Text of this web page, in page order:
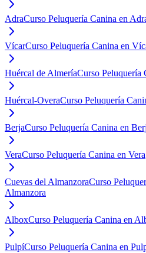
AdraCurso Peluquería Canina en
VícarCurso Peluquería Canina en
Huércal de AlmeríaCurso Peluquería
Huércal-OveraCurso Peluquería
BerjaCurso Peluquería Canina en
VeraCurso Peluquería Canina en Vera
Cuevas del AlmanzoraCurso
Almanzora
AlboxCurso Peluquería Canina en
PulpíCurso Peluquería Canina en